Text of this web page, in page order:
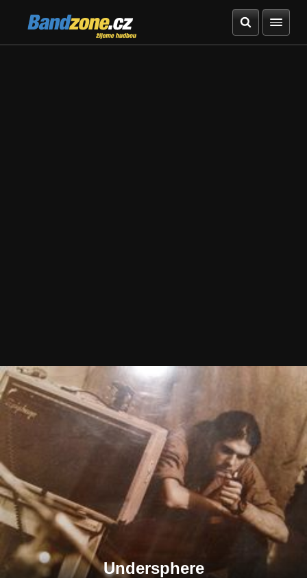
Bandzone.cz
žijeme hudbou
Undersphere